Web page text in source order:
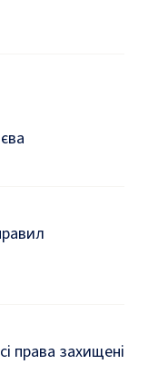
права захищені